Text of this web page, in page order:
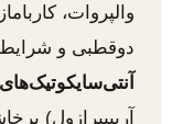
والپروات،
دوقطبی و شرایط
آریپیپرازول)